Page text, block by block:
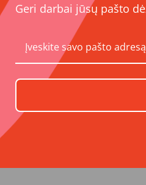
Geri darbai jūsų pašto